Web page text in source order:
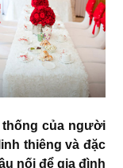
thống của người
thiêng và đặc
nối để gia đình